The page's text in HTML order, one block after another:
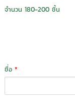
จำนวน 180-200 ชิ้น
ชื่อ*